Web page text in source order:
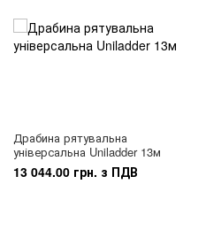
Драбина рятувальна
універсальна Uniladder 13м
13 044.00 грн. з ПДВ